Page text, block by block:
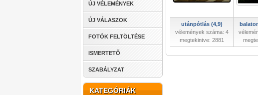
ÚJ VÉLEMÉNYEK
ÚJ VÁLASZOK
FOTÓK FELTÖLTÉSE
ISMERTETŐ
SZABÁLYZAT
KATEGÓRIÁK
utánpótlás (4,9)
vélemények száma: 4
megtekintve: 2881